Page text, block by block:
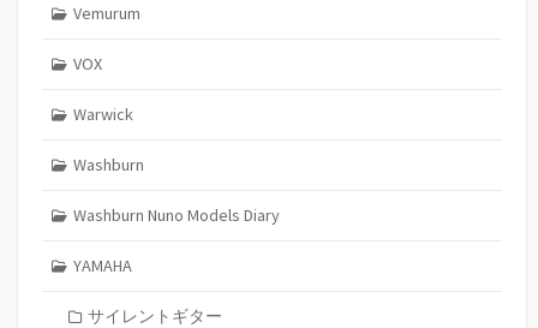
Vemurum
VOX
Warwick
Washburn
Washburn Nuno Models Diary
YAMAHA
サイレントギター